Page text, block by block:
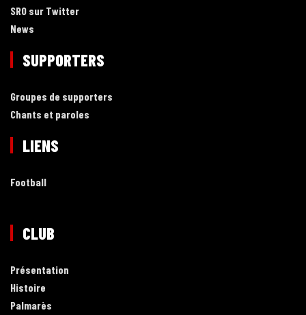
SRO sur Twitter
News
SUPPORTERS
Groupes de supporters
Chants et paroles
LIENS
Football
CLUB
Présentation
Histoire
Palmarès